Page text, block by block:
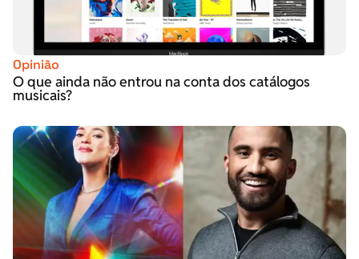
Opinião
O que ainda não entrou na conta dos catálogos
musicais?